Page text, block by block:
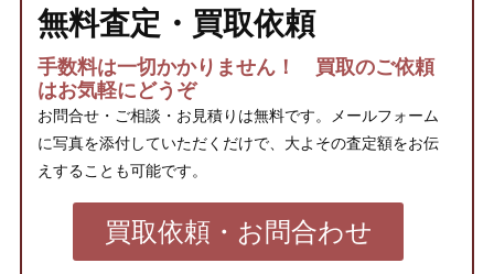
無料査定・買取依頼
手数料は一切かかりません！ 買取のご依頼
はお気軽にどうぞ
お問合せ・ご相談・お見積りは無料です。メールフォーム
に写真を添付していただくだけで、大よその査定額をお伝
えすることも可能です。
買取依頼・お問合わせ